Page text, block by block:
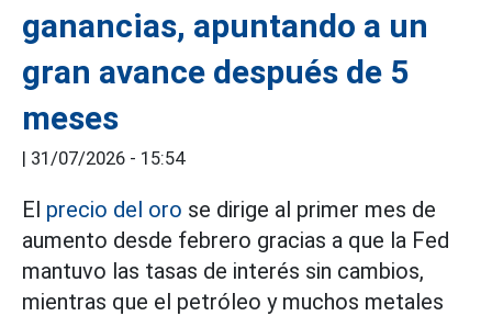
ganancias, apuntando a un
gran avance después de 5
meses
| 31/07/2026 - 15:54
El precio del oro se dirige al primer mes de
aumento desde febrero gracias a que la Fed
mantuvo las tasas de interés sin cambios,
mientras que el petróleo y muchos metales